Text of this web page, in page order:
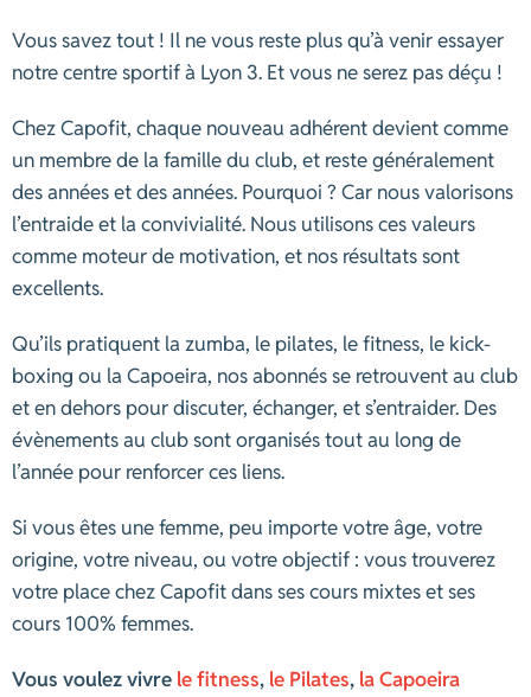
Vous savez tout ! Il ne vous reste plus qu’à venir essayer
notre centre sportif à Lyon 3. Et vous ne serez pas déçu !
Chez Capofit, chaque nouveau adhérent devient comme
un membre de la famille du club, et reste généralement
des années et des années. Pourquoi ? Car nous valorisons
l’entraide et la convivialité. Nous utilisons ces valeurs
comme moteur de motivation, et nos résultats sont
excellents.
Qu’ils pratiquent la zumba, le pilates, le fitness, le kick-
boxing ou la Capoeira, nos abonnés se retrouvent au club
et en dehors pour discuter, échanger, et s’entraider. Des
évènements au club sont organisés tout au long de
l’année pour renforcer ces liens.
Si vous êtes une femme, peu importe votre âge, votre
origine, votre niveau, ou votre objectif : vous trouverez
votre place chez Capofit dans ses cours mixtes et ses
cours 100% femmes.
Vous voulez vivre le fitness, le Pilates, la Capoeira